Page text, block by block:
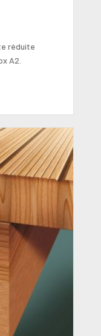
réduite
A2.